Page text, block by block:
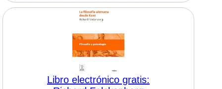
Libro electrónico gratis: